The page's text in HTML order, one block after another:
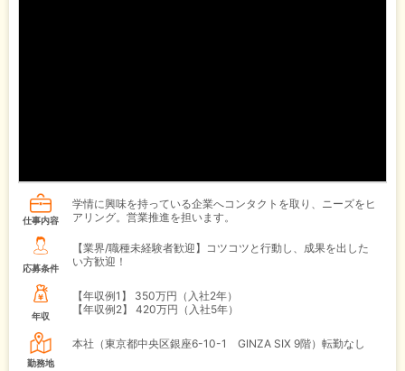
仕事内容
学情に興味を持っている企業へコンタクトを取り、ニーズをヒ
アリング。営業推進を担います。
応募条件
【業界/職種未経験者歓迎】コツコツと行動し、成果を出した
い方歓迎！
年収
【年収例1】
350万円（入社2年）
【年収例2】
420万円（入社5年）
勤務地
本社（東京都中央区銀座6-10-1 GINZA SIX 9階）転勤なし